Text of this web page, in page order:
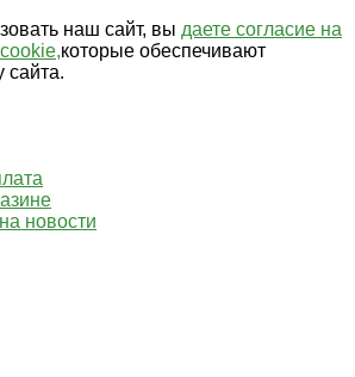
наш сайт, вы даете согласие на
которые обеспечивают
сайта.
новости